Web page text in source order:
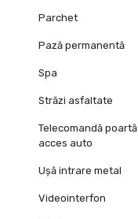
Parchet
Pază permanentă
Spa
Străzi asfaltate
Telecomandă poartă
acces auto
Ușă intrare metal
Videointerfon